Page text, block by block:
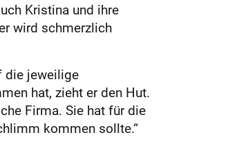
Kristina und ihre
wird schmerzlich
die jeweilige
hat, zieht er den Hut.
Firma. Sie hat für die
kommen sollte.“